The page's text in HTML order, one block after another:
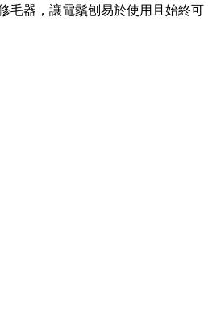
毛器，讓電鬚刨易於使用且始終可